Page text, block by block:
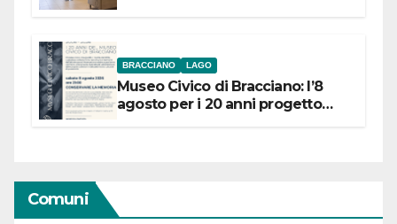
BRACCIANO LAGO
Museo Civico di Bracciano: l’8
agosto per i 20 anni progetto
Comuni